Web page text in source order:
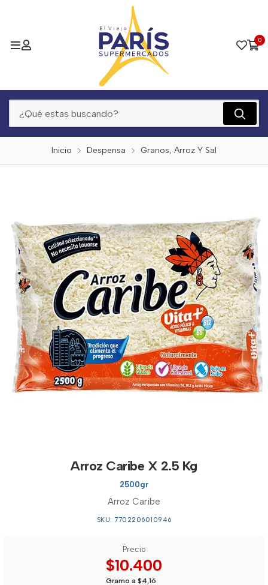
0
Inicio Despensa Granos, Arroz Y Sal
Arroz Caribe X 2.5 Kg
2500gr
Arroz Caribe
SKU: 7702206010946
Precio
$10.400
Gramo a $4,16